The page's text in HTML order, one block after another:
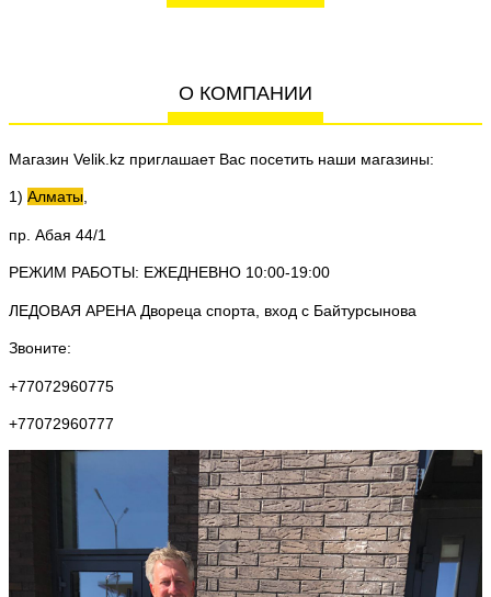
О КОМПАНИИ
Магазин Velik.kz приглашает Вас посетить наши магазины:
1) Алматы
пр. Абая 44/1
РЕЖИМ РАБОТЫ: ЕЖЕДНЕВНО 10:00-19:00
ЛЕДОВАЯ АРЕНА Двореца спорта, вход с Байтурсынова
Звоните:
+77072960775
+77072960777